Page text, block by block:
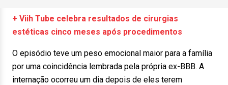
+ Viih Tube celebra resultados de cirurgias
estéticas cinco meses após procedimentos
O episódio teve um peso emocional maior para a família
por uma coincidência lembrada pela própria ex-BBB. A
internação ocorreu um dia depois de eles terem